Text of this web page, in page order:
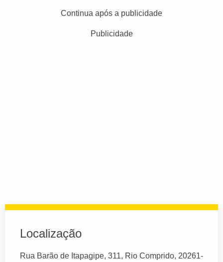
Continua após a publicidade
Publicidade
Localização
Rua Barão de Itapagipe, 311, Rio Comprido, 20261-